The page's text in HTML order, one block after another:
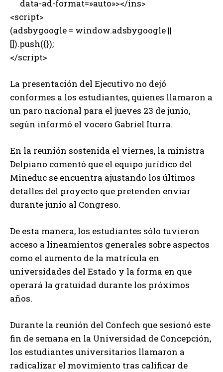
data-ad-format=»auto»></ins>
<script>
(adsbygoogle = window.adsbygoogle ||
[]).push({});
</script>
La presentación del Ejecutivo no dejó
conformes a los estudiantes, quienes llamaron a
un paro nacional para el jueves 23 de junio,
según informó el vocero Gabriel Iturra.
En la reunión sostenida el viernes, la ministra
Delpiano comentó que el equipo jurídico del
Mineduc se encuentra ajustando los últimos
detalles del proyecto que pretenden enviar
durante junio al Congreso.
De esta manera, los estudiantes sólo tuvieron
acceso a lineamientos generales sobre aspectos
como el aumento de la matrícula en
universidades del Estado y la forma en que
operará la gratuidad durante los próximos
años.
Durante la reunión del Confech que sesionó este
fin de semana en la Universidad de Concepción,
los estudiantes universitarios llamaron a
radicalizar el movimiento tras calificar de